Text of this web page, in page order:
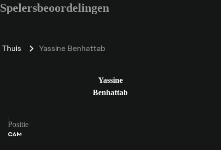
Spelersbeoordelingen
Thuis Yassine Benhattab
Yassine
Benhattab
Positie
CAM